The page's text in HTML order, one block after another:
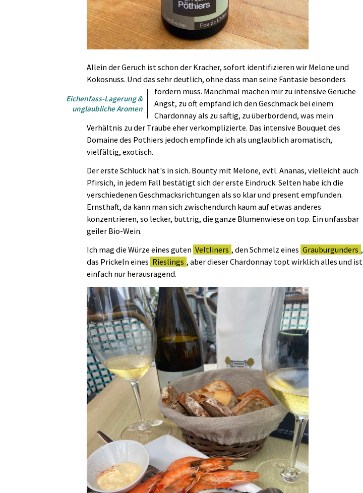
Allein der Geruch ist schon der Kracher, sofort identifizieren wir Melone und
Kokosnuss. Und das sehr deutlich, ohne dass man seine Fantasie besonders
fordern muss.
Eichenfass-Lagerung &
unglaubliche Aromen
Manchmal machen mir zu intensive Gerüche
Angst, zu oft empfand ich den Geschmack bei einem
Chardonnay als zu saftig, zu überbordend, was mein
Verhältnis zu der Traube eher verkomplizierte. Das intensive Bouquet des
Domaine des Pothiers jedoch empfinde ich als unglaublich aromatisch,
vielfältig, exotisch.
Der erste Schluck hat's in sich. Bounty mit Melone, evtl. Ananas, vielleicht auch
Pfirsich, in jedem Fall bestätigt sich der erste Eindruck. Selten habe ich die
verschiedenen Geschmacksrichtungen als so klar und present empfunden.
Ernsthaft, da kann man sich zwischendurch kaum auf etwas anderes
konzentrieren, so lecker, buttrig, die ganze Blumenwiese on top. Ein unfassbar
geiler Bio-Wein.
Ich mag die Würze eines guten Veltliners , den Schmelz eines Grauburgunders ,
das Prickeln eines Rieslings , aber dieser Chardonnay topt wirklich alles und ist
einfach nur herausragend.